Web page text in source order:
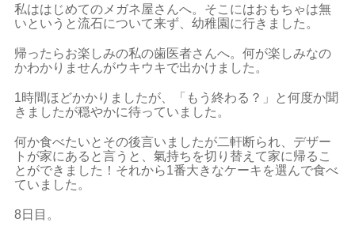
私ははじめてのメガネ屋さんへ。そこにはおもちゃは無
いというと流石について来ず、幼稚園に行きました。
帰ったらお楽しみの私の歯医者さんへ。何が楽しみなの
かわかりませんがウキウキで出かけました。
1時間ほどかかりましたが、「もう終わる？」と何度か聞
きましたが穏やかに待っていました。
何か食べたいとその後言いましたが二軒断られ、デザー
トが家にあると言うと、氣持ちを切り替えて家に帰るこ
とができました！それから1番大きなケーキを選んで食べ
ていました。
8日目。